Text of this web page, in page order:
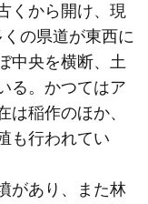
くから開け、現
の県道が東西に
中央を横断、土
る。かつてはア
は稲作のほか、
も行われてい
があり、また林